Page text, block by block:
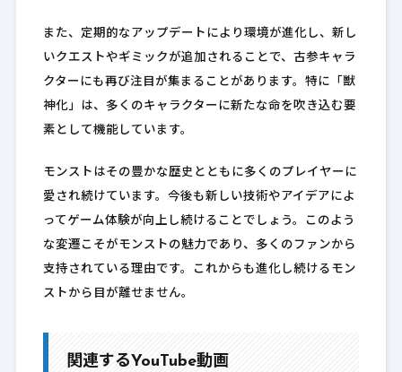
また、定期的なアップデートにより環境が進化し、新し
いクエストやギミックが追加されることで、古参キャラ
クターにも再び注目が集まることがあります。特に「獣
神化」は、多くのキャラクターに新たな命を吹き込む要
素として機能しています。
モンストはその豊かな歴史とともに多くのプレイヤーに
愛され続けています。今後も新しい技術やアイデアによ
ってゲーム体験が向上し続けることでしょう。このよう
な変遷こそがモンストの魅力であり、多くのファンから
支持されている理由です。これからも進化し続けるモン
ストから目が離せません。
関連するYouTube動画